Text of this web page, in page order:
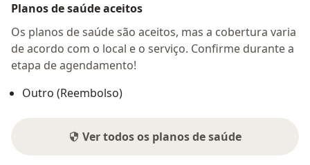
Planos de saúde aceitos
Os planos de saúde são aceitos, mas a cobertura varia
de acordo com o local e o serviço. Confirme durante a
etapa de agendamento!
Outro (Reembolso)
Ver todos os planos de saúde